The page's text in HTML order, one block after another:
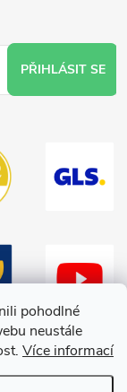
pohodlné
neustále
Více informací
PŘIHLÁSIT SE